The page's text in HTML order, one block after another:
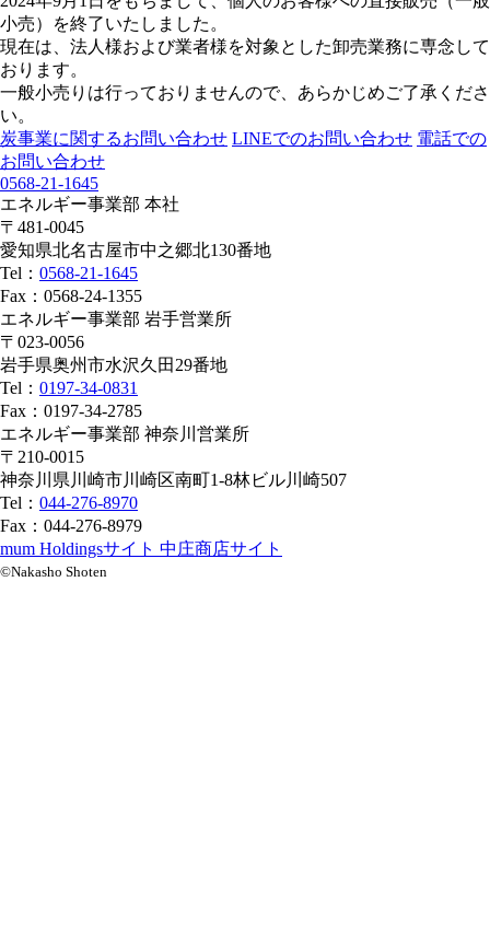
小売）を終了いたしました。
現在は、法人様および業者様を対象とした卸売業務に専念して
おります。
一般小売りは行っておりませんので、あらかじめご了承くださ
い。
炭事業に関するお問い合わせ LINEでのお問い合わせ 電話での
お問い合わせ
0568-21-1645
エネルギー事業部 本社
〒481-0045
愛知県北名古屋市中之郷北130番地
Tel： 0568-21-1645
Fax：0568-24-1355
エネルギー事業部 岩手営業所
〒023-0056
岩手県奥州市水沢久田29番地
Tel： 0197-34-0831
Fax：0197-34-2785
エネルギー事業部 神奈川営業所
〒210-0015
神奈川県川崎市川崎区南町1-8林ビル川崎507
Tel： 044-276-8970
Fax：044-276-8979
mum Holdingsサイト 中庄商店サイト
©Nakasho Shoten